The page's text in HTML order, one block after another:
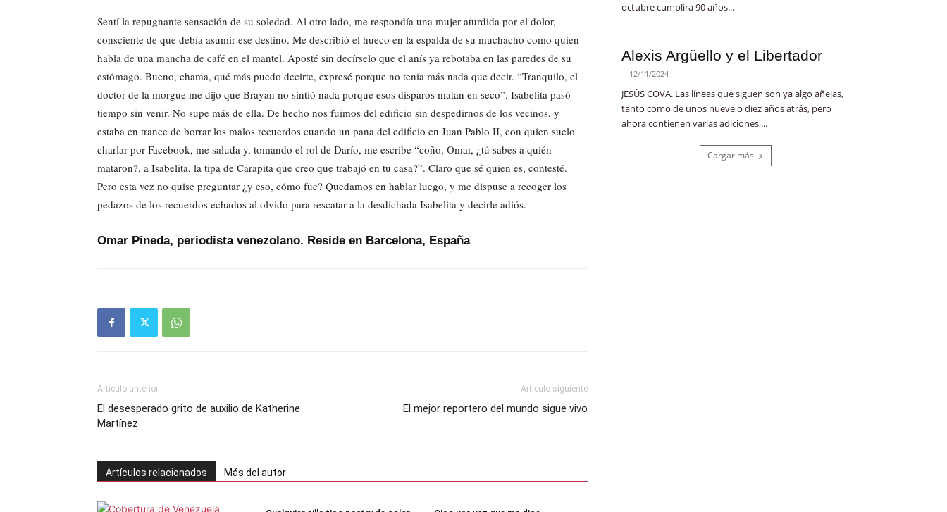
Sentí la repugnante sensación de su soledad. Al otro lado, me respondía una mujer aturdida por el dolor,
consciente de que debía asumir ese destino. Me describió el hueco en la espalda de su muchacho como quien
habla de una mancha de café en el mantel. Aposté sin decírselo que el anís ya rebotaba en las paredes de su
estómago. Bueno, chama, qué más puedo decirte, expresé porque no tenía más nada que decir. “Tranquilo, el
doctor de la morgue me dijo que Brayan no sintió nada porque esos disparos matan en seco”. Isabelita pasó
tiempo sin venir. No supe más de ella. De hecho nos fuimos del edificio sin despedirnos de los vecinos, y
estaba en trance de borrar los malos recuerdos cuando un pana del edificio en Juan Pablo II, con quien suelo
charlar por Facebook, me saluda y, tomando el rol de Darío, me escribe “coño, Omar, ¿tú sabes a quién
mataron?, a Isabelita, la tipa de Carapita que creo que trabajó en tu casa?”. Claro que sé quien es, contesté.
Pero esta vez no quise preguntar ¿y eso, cómo fue? Quedamos en hablar luego, y me dispuse a recoger los
pedazos de los recuerdos echados al olvido para rescatar a la desdichada Isabelita y decirle adiós.
Omar Pineda, periodista venezolano. Reside en Barcelona, España
Artículo anterior
El desesperado grito de auxilio de Katherine
Martínez
Artículo siguiente
El mejor reportero del mundo sigue vivo
Artículos relacionados Más del autor
octubre cumplirá 90 años...
Alexis Argüello y el Libertador
- 12/11/2024
JESÚS COVA. Las líneas que siguen son ya algo añejas,
tanto como de unos nueve o diez años atrás, pero
ahora contienen varias adiciones,...
Cargar más